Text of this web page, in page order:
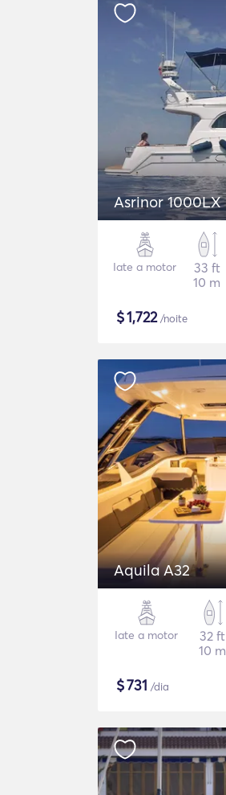
Asrinor 1000LX
Iate a motor
33 ft
10 m
$1,722/noite
Aquila A32
Iate a motor
32 ft
10 m
$731 /dia